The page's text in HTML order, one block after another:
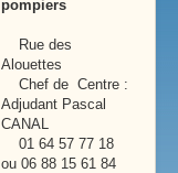
pompiers
Rue des
Alouettes
Chef de Centre :
Adjudant Pascal
CANAL
01 64 57 77 18
ou 06 88 15 61 84